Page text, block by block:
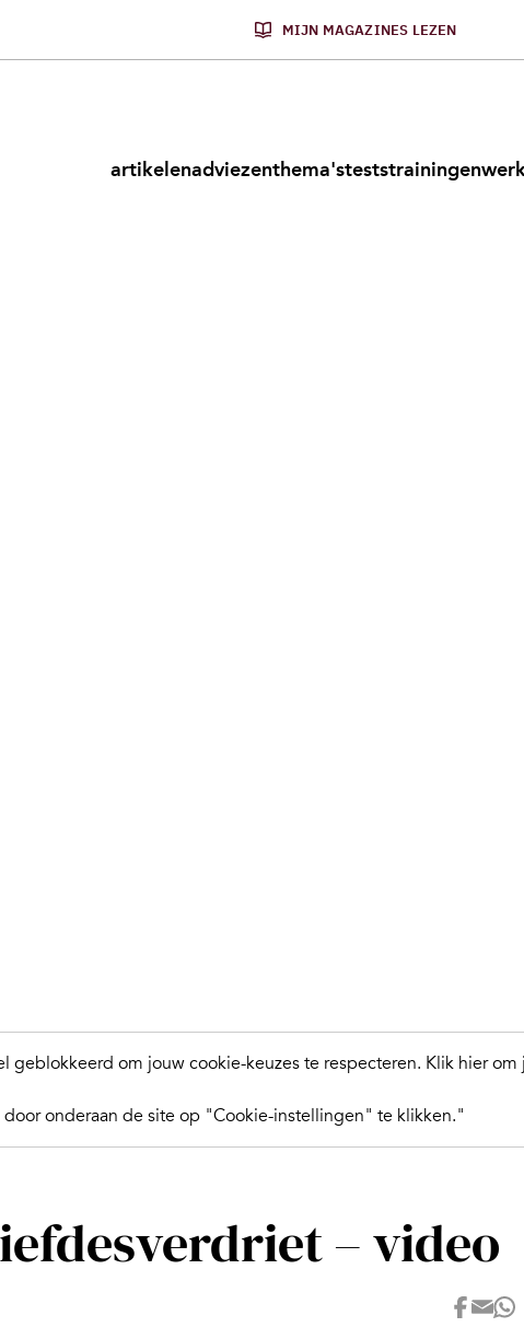
MIJN MAGAZINES LEZEN
artikelenadviezenthema'steststrainingen
om jouw cookie-keuzes te respecteren. Klik hier om
onderaan de site op "Cookie-instellingen" te klikken."
– video